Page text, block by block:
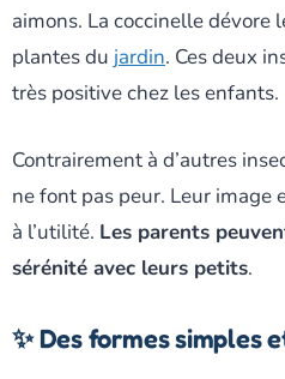
aimons. La coccinelle dévore
plantes du jardin. Ces deux
très positive chez les enfants.
Contrairement à d’autres
ne font pas peur. Leur image
à l’utilité. Les parents
sérénité avec leurs petits.
✨ Des formes simples